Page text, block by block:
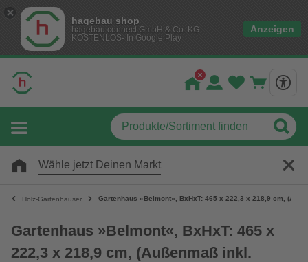
hagebau shop
hagebau connect GmbH & Co. KG
KOSTENLOS- In Google Play
Anzeigen
Wähle jetzt Deinen Markt
Holz-Gartenhäuser Gartenhaus »Belmont«, BxHxT: 465 x 222,3 x 218,9 cm,
Gartenhaus »Belmont«, BxHxT: 465 x
222,3 x 218,9 cm, (Außenmaß inkl.